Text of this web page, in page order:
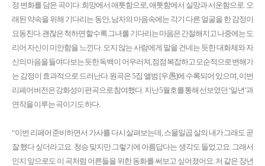
정 변화를 담은 곡이다. 희망에서 애틋함으로, 애틋함에서 실망과 서운함으로. 오
래된 약속을 위해 기다리는 동안, 남자의 마음속에는 각기 다른 얼굴을 한 감정이
요동친다. 괜찮은 척하면 할수록 그녀를 기다리는 마음은 간절해지고 나중에는 도
리어 자신이 미안함을 느낀다. 오지 않는 사람에게 말을 건네는 듯한 대화체와 자
신의 마음을 들여다보는 듯한 독백이 어우러져, 점점 복잡하고 모순적으로 변해가
는 감정이 효과적으로 드러난다. 원곡은 5집 앨범 [우愚]에 수록되어 있으며, 이번
리페어 버전은 강화성이 편곡으로 참여했다. 지난 5월호를 통해 선보였던 ‘일년’과
연작을 이루는 곡이기도 하다.
“이번 리페어 준비하면서 가사를 다시 살펴보는데, 스물일곱 살의 내가 그래도 곧
잘 했다 싶더라고요. 청승 맞지만 그렇기에 아름답다는 생각도 들었고요. 그래서
인지 앞으로도 이 곡처럼 어른들을 위한 동화를 써보고 싶어졌어요. 저 같은 장년